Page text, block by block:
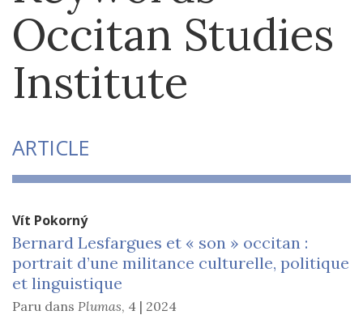
Occitan Studies
Institute
ARTICLE
Vít Pokorný
Bernard Lesfargues et « son » occitan :
portrait d’une militance culturelle, politique
et linguistique
Paru dans Plumas, 4 | 2024